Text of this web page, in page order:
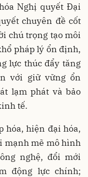
Nghị quyết Đại
chuyên đề cốt
chú trọng tạo môi
pháp lý ổn định,
lực thúc đẩy tăng
với giữ vững ổn
lạm phát và bảo
tế.
hóa, hiện đại hóa,
mạnh mẽ mô hình
nghệ, đổi mới
động lực chính;